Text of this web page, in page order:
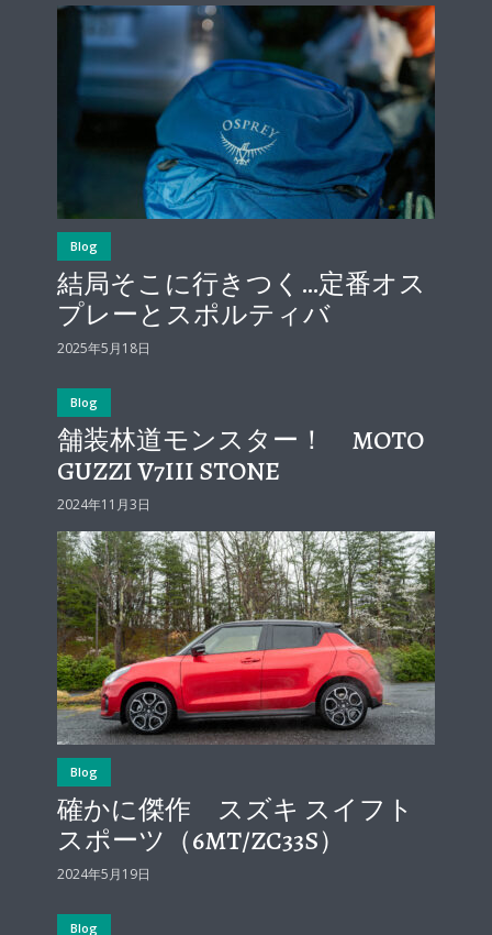
Blog
結局そこに行きつく…定番オス
プレーとスポルティバ
2025年5月18日
Blog
舗装林道モンスター！ MOTO
GUZZI V7III STONE
2024年11月3日
Blog
確かに傑作 スズキ スイフト
スポーツ（6MT/ZC33S）
2024年5月19日
Blog